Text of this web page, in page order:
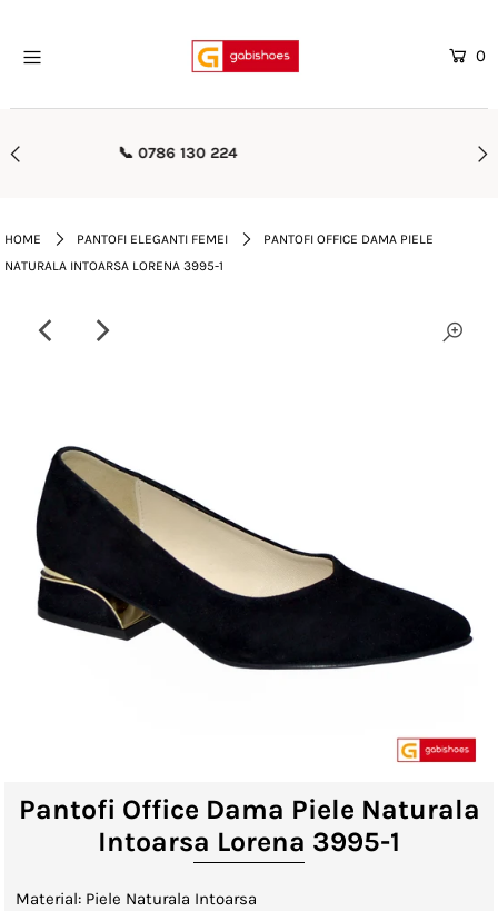
0
🚚 Transport Gratuit Peste 500 lei
HOME PANTOFI ELEGANTI FEMEI
PANTOFI OFFICE DAMA PIELE
NATURALA INTOARSA LORENA 3995-1
Pantofi Office Dama Piele Naturala
Intoarsa Lorena 3995-1
Material: Piele Naturala Intoarsa
Mega Oferte
Barbati
Rieker
Curele
Lenjerii de Pat
Viziere
Catalog